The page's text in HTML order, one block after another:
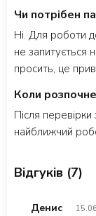
Чи потрібен
Ні. Для роботи
не запитується
просить, це
Коли
Після
найближчий
Відгуків (7)
Денис